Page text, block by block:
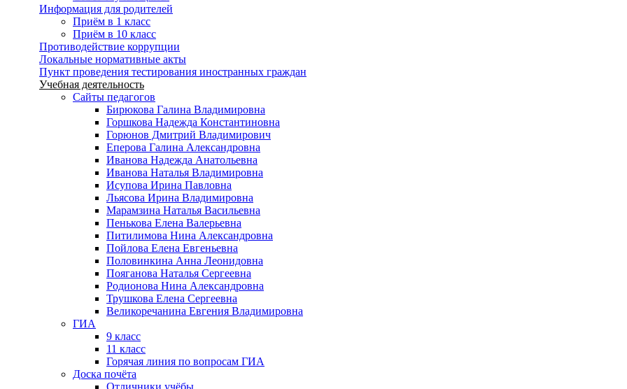
Информация для родителей
Приём в 1 класс
Приём в 10 класс
Противодействие коррупции
Локальные нормативные акты
Пункт проведения тестирования иностранных граждан
Учебная деятельность
Сайты педагогов
Бирюкова Галина Владимировна
Горшкова Надежда Константиновна
Горюнов Дмитрий Владимирович
Еперова Галина Александровна
Иванова Надежда Анатольевна
Иванова Наталья Владимировна
Исупова Ирина Павловна
Льясова Ирина Владимировна
Марамзина Наталья Васильевна
Пенькова Елена Валерьевна
Питилимова Нина Александровна
Пойлова Елена Евгеньевна
Половинкина Анна Леонидовна
Пояганова Наталья Сергеевна
Родионова Нина Александровна
Трушкова Елена Сергеевна
Великоречанина Евгения Владимировна
ГИА
9 класс
11 класс
Горячая линия по вопросам ГИА
Доска почёта
Отличники учёбы